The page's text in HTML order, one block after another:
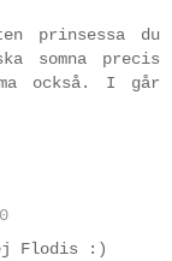
prinsessa du
somna precis
också. I går
Flodis :)